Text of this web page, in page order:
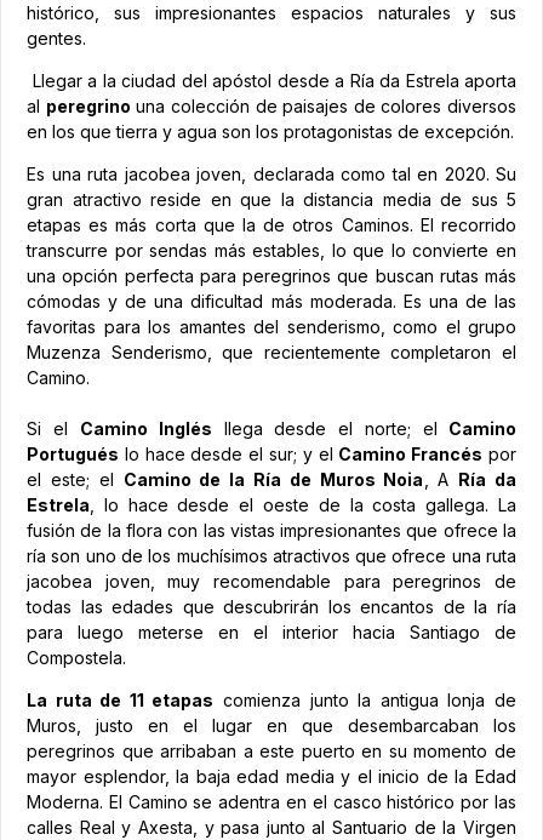
histórico, sus impresionantes espacios naturales y sus
gentes.
Llegar a la ciudad del apóstol desde a Ría da Estrela aporta
al peregrino una colección de paisajes de colores diversos
en los que tierra y agua son los protagonistas de excepción.
Es una ruta jacobea joven, declarada como tal en 2020. Su
gran atractivo reside en que la distancia media de sus 5
etapas es más corta que la de otros Caminos. El recorrido
transcurre por sendas más estables, lo que lo convierte en
una opción perfecta para peregrinos que buscan rutas más
cómodas y de una dificultad más moderada. Es una de las
favoritas para los amantes del senderismo, como el grupo
Muzenza Senderismo, que recientemente completaron el
Camino.
Si el Camino Inglés llega desde el norte; el Camino
Portugués lo hace desde el sur; y el Camino Francés por
el este; el Camino de la Ría de Muros Noia , A Ría da
Estrela , lo hace desde el oeste de la costa gallega. La
fusión de la flora con las vistas impresionantes que ofrece la
ría son uno de los muchísimos atractivos que ofrece una ruta
jacobea joven, muy recomendable para peregrinos de
todas las edades que descubrirán los encantos de la ría
para luego meterse en el interior hacia Santiago de
Compostela.
La ruta de 11 etapas comienza junto la antigua lonja de
Muros, justo en el lugar en que desembarcaban los
peregrinos que arribaban a este puerto en su momento de
mayor esplendor, la baja edad media y el inicio de la Edad
Moderna. El Camino se adentra en el casco histórico por las
calles Real y Axesta, y pasa junto al Santuario de la Virgen